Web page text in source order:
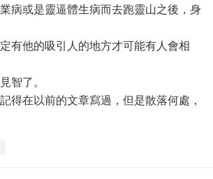
病或是靈逼體生病而去跑靈山之後，身
有他的吸引人的地方才可能有人會相
智了。
得在以前的文章寫過，但是散落何處，